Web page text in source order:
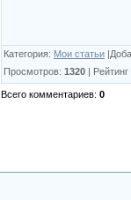
Категория: Мои статьи |
Просмотров: 1320 |
Всего комментариев: 0